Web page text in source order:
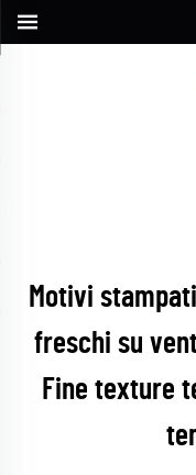
Motivi
freschi su
Fine texture